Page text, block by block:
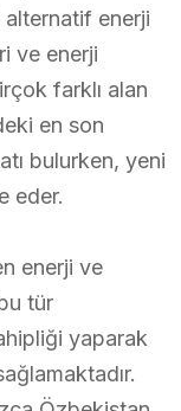
alternatif enerji
ve enerji
farklı alan
en son
bulurken, yeni
eder.
enerji ve
tür
yaparak